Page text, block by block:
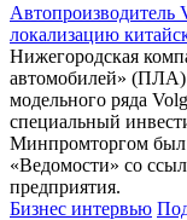
Автопроизводитель
локализацию
Нижегородская
автомобилей» (ПЛА)
модельного ряда
специальный
Минпромторгом был
«Ведомости» со
предприятия.
Бизнес интервью